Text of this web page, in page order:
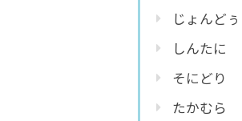
じょんどぅ
しんたに
そにどり
たかむら